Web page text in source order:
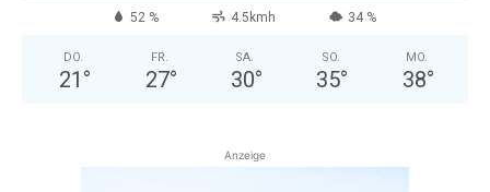
52 % 4.5kmh 34 %
DO.
21 °
FR.
27°
SA.
30°
SO.
35°
MO.
38°
Anzeige